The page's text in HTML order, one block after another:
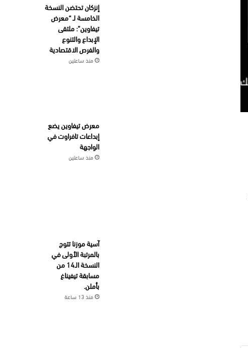
إنزكان تحتضن النسخة
الخامسة لـ “معرض
تيفاوين”: ملتقى
الإبداع والتنوع
والفرص الاقتصادية
منذ ساعتين
معرض تيفاوين يضع
إبداعات تافراوت في
الواجهة
منذ ساعتين
آسية موزنا تتوج
بالمرتبة الأولى في
النسخة الـ14 من
مسابقة تيفيناغ
بأملن.
منذ 13 ساعة